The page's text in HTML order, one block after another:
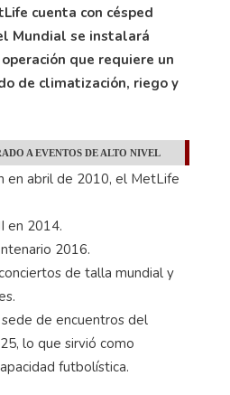
cuenta con césped
Mundial se instalará
que requiere un
de climatización, riego y
A EVENTOS DE ALTO NIVEL
en abril de 2010, el MetLife
en 2014.
2016.
de talla mundial y
de encuentros del
lo que sirvió como
futbolística.